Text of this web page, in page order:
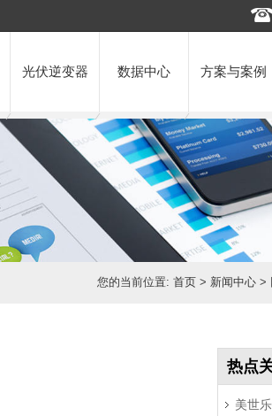
光伏逆变器 数据中心 方案与案例
您的当前位置:首页 > 新闻中心 >
热点
美世